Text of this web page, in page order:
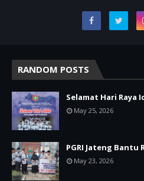
RANDOM POSTS
Selamat Hari Raya
May 25, 2026
PGRI Jateng Bantu
May 23, 2026